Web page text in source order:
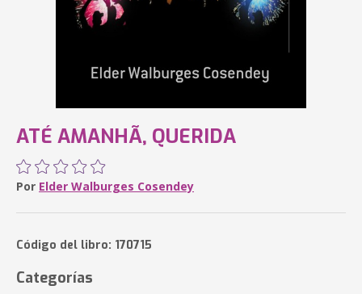
ATÉ AMANHÃ, QUERIDA
Por Elder Walburges Cosendey
Código del libro: 170715
Categorías